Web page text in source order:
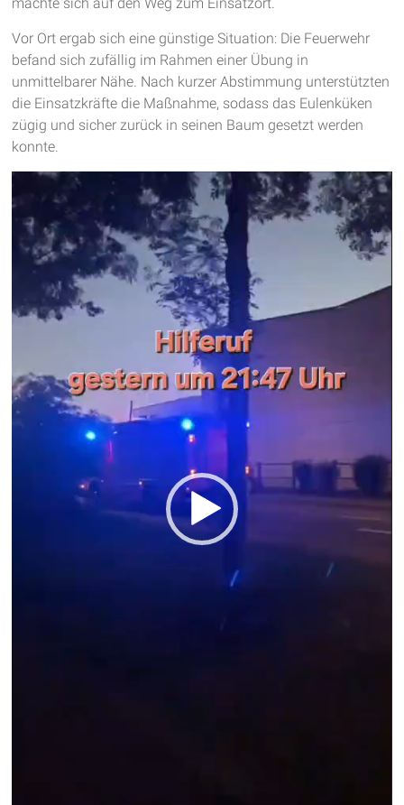
Vor Ort ergab sich eine günstige Situation: Die Feuerwehr
befand sich zufällig im Rahmen einer Übung in
unmittelbarer Nähe. Nach kurzer Abstimmung unterstützten
die Einsatzkräfte die Maßnahme, sodass das Eulenküken
zügig und sicher zurück in seinen Baum gesetzt werden
konnte.
Video-
Player